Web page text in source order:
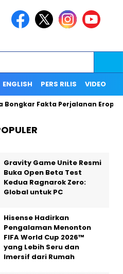
ENGLISH PERS RILIS VIDEO
Bongkar Fakta Perjalanan
Gravity Game Unite Resmi
Buka Open Beta Test
Kedua Ragnarok Zero:
Global untuk PC
Hisense Hadirkan
Pengalaman Menonton
FIFA World Cup 2026™
yang Lebih Seru dan
Imersif dari Rumah